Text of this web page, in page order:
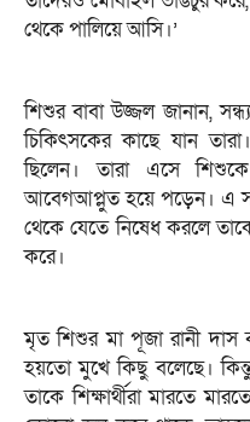
থেকে পালিয়ে আসি।’
শিশুর বাবা উজ্জল জানান,
চিকিৎসকের কাছে যান
ছিলেন। তারা এসে
আবেগআপ্লুত হয়ে পড়েন। এ
থেকে যেতে নিষেধ করলে
করে।
মৃত শিশুর মা পূজা রানী দাস
হয়তো মুখে কিছু বলেছে।
তাকে শিক্ষার্থীরা মারতে